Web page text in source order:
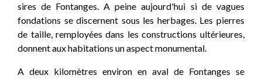
sires de Fontanges. A peine aujourd'hui si de vagues
fondations se discernent sous les herbages. Les pierres
de taille, remployées dans les constructions ultérieures,
donnent aux habitations un aspect monumental.
A deux kilomètres environ en aval de Fontanges se